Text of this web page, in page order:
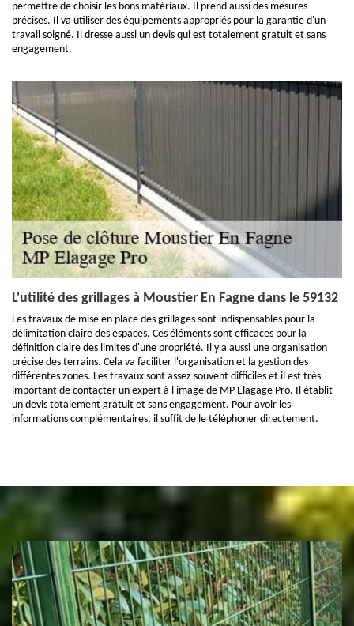
permettre de choisir les bons matériaux. Il prend aussi des mesures
précises. Il va utiliser des équipements appropriés pour la garantie d'un
travail soigné. Il dresse aussi un devis qui est totalement gratuit et sans
engagement.
L'utilité des grillages à Moustier En Fagne dans le 59132
Les travaux de mise en place des grillages sont indispensables pour la
délimitation claire des espaces. Ces éléments sont efficaces pour la
définition claire des limites d'une propriété. Il y a aussi une organisation
précise des terrains. Cela va faciliter l'organisation et la gestion des
différentes zones. Les travaux sont assez souvent difficiles et il est très
important de contacter un expert à l'image de MP Elagage Pro. Il établit
un devis totalement gratuit et sans engagement. Pour avoir les
informations complémentaires, il suffit de le téléphoner directement.